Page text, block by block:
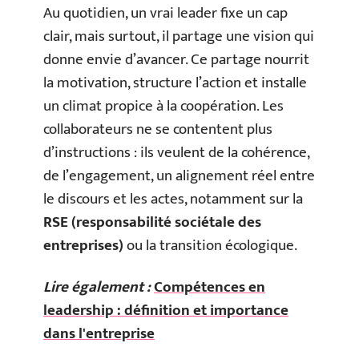
Au quotidien, un vrai leader fixe un cap
clair, mais surtout, il partage une vision qui
donne envie d’avancer. Ce partage nourrit
la motivation, structure l’action et installe
un climat propice à la coopération. Les
collaborateurs ne se contentent plus
d’instructions : ils veulent de la cohérence,
de l’engagement, un alignement réel entre
le discours et les actes, notamment sur la
RSE (responsabilité sociétale des
entreprises)ou la transition écologique.
Lire également :Compétences en
leadership : définition et importance
dans l'entreprise